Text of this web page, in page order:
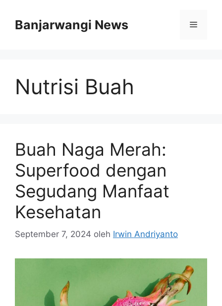
Banjarwangi News Menu
Nutrisi Buah
Buah Naga Merah:
Superfood dengan
Segudang Manfaat
Kesehatan
September 7, 2024 oleh Irwin Andriyanto